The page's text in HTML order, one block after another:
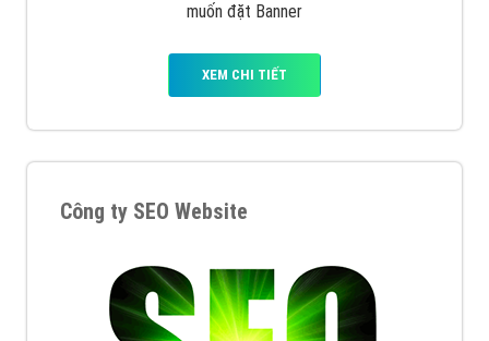
muốn đặt Banner
XEM CHI TIẾT
Công ty SEO Website